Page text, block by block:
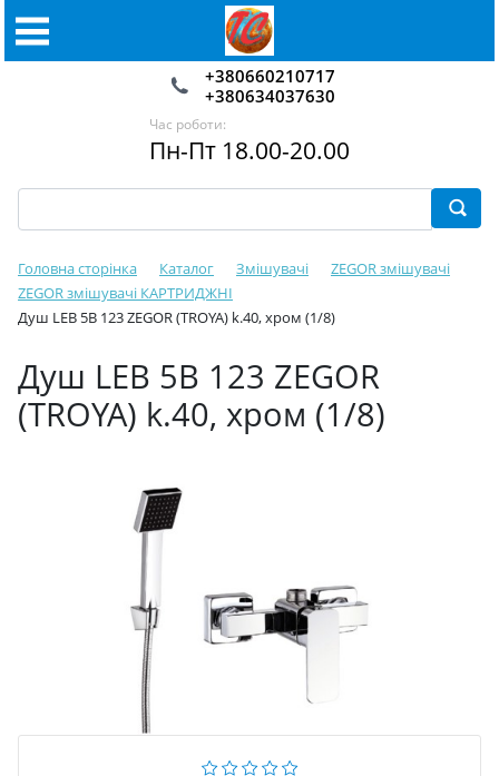
+380660210717
+380634037630
Час роботи:
Пн-Пт 18.00-20.00
Головна сторінка Каталог Змішувачі
ZEGOR змішувачі
ZEGOR змішувачі КАРТРИДЖНІ
Душ LEB 5B 123 ZEGOR (TROYA) k.40, хром (1/8)
Душ LEB 5B 123 ZEGOR
(TROYA) k.40, хром (1/8)